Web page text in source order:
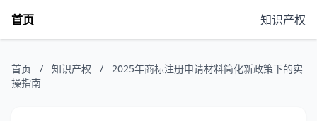
首页 知识产权
首页 / 知识产权 /
2025年商标注册申请材料简化新政策下的实
操指南